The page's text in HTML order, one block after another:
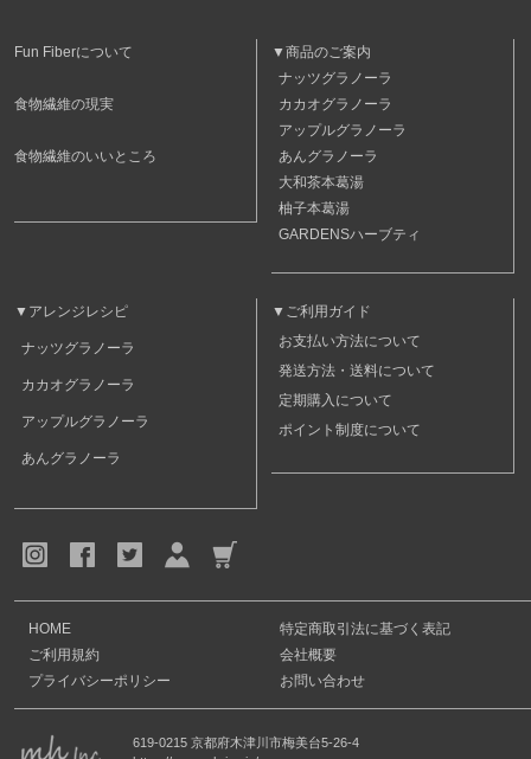
Fun Fiberについて
食物繊維の現実
食物繊維のいいところ
▼商品のご案内
ナッツグラノーラ
カカオグラノーラ
アップルグラノーラ
あんグラノーラ
大和茶本葛湯
柚子本葛湯
GARDENSハーブティ
▼アレンジレシピ
ナッツグラノーラ
カカオグラノーラ
アップルグラノーラ
あんグラノーラ
▼ご利用ガイド
お支払い方法について
発送方法・送料について
定期購入について
ポイント制度について
HOME
特定商取引法に基づく表記
ご利用規約
会社概要
プライバシーポリシー
お問い合わせ
619-0215 京都府木津川市梅美台5-26-4